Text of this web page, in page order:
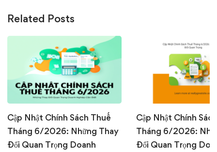
Related Posts
Cập Nhật Chính Sách Thuế
Tháng 6/2026: Những Thay
Đổi Quan Trọng Doanh
Cập Nhật Chính
Tháng 6/2026:
Đổi Quan Trọng